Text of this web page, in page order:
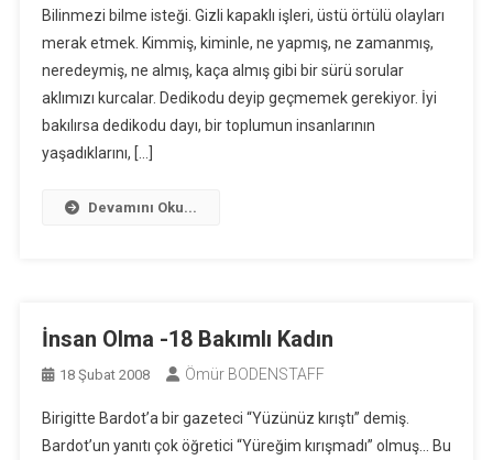
Bilinmezi bilme isteği. Gizli kapaklı işleri, üstü örtülü olayları
merak etmek. Kimmiş, kiminle, ne yapmış, ne zamanmış,
neredeymiş, ne almış, kaça almış gibi bir sürü sorular
aklımızı kurcalar. Dedikodu deyip geçmemek gerekiyor. İyi
bakılırsa dedikodu dayı, bir toplumun insanlarının
yaşadıklarını, […]
Devamını Oku...
İnsan Olma -18 Bakımlı Kadın
18 Şubat 2008 Ömür BODENSTAFF
Birigitte Bardot’a bir gazeteci “Yüzünüz kırıştı” demiş.
Bardot’un yanıtı çok öğretici “Yüreğim kırışmadı” olmuş… Bu